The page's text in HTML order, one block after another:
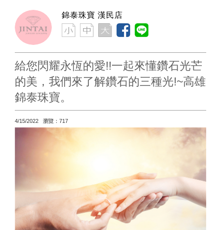
錦泰珠寶 漢民店
給您閃耀永恆的愛!!一起來懂鑽石光芒
的美，我們來了解鑽石的三種光!~高雄
錦泰珠寶。
4/15/2022 瀏覽：717